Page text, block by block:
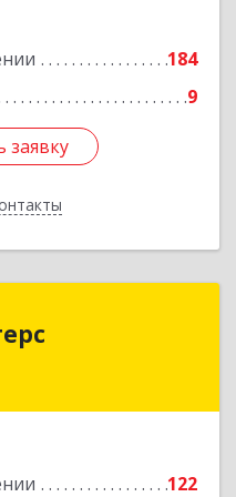
184
9
заявку
заявку
122
Великий Устюг г,